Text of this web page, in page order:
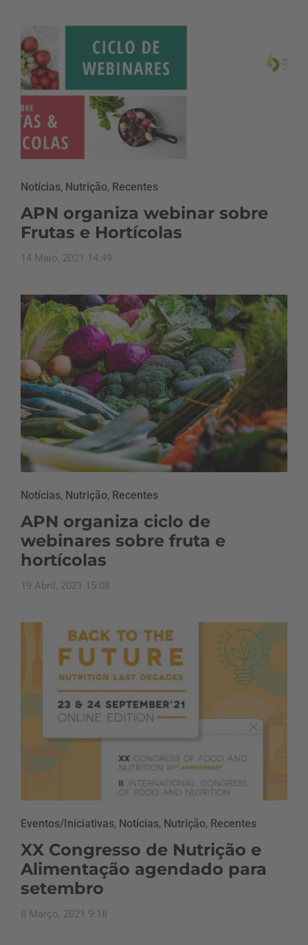
Notícias, Nutrição, Recentes
APN organiza webinar sobre
Frutas e Hortícolas
14 Maio, 2021 14:49
Notícias, Nutrição, Recentes
APN organiza ciclo de
webinares sobre fruta e
hortícolas
19 Abril, 2021 15:08
Eventos/Iniciativas, Notícias, Nutrição, Recentes
XX Congresso de Nutrição e
Alimentação agendado para
setembro
8 Março, 2021 9:18